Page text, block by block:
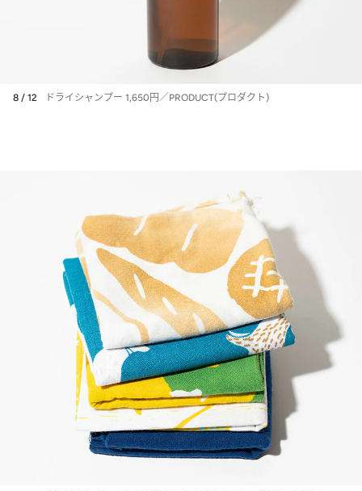
8 / 12 ドライシャンプー 1,650円／PRODUCT(プロダクト)